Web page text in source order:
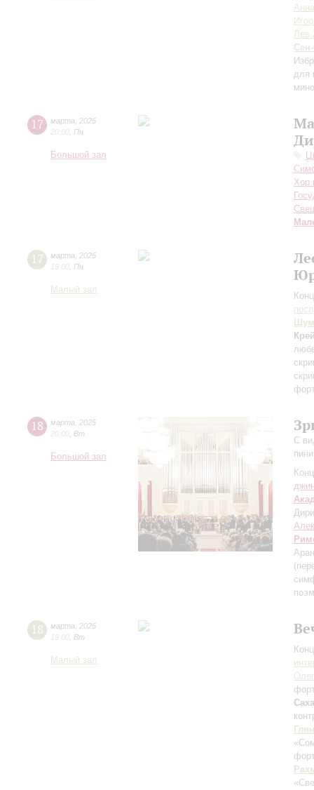
Лев
для
17 марта
2025
20:00 Пн
Большой зал
Хор
17 марта
2025
19:00 Пн
Малый зал
18 марта
2025
20:00 Вт
Большой зал
С
18 марта
2025
19:00 Вт
Малый зал